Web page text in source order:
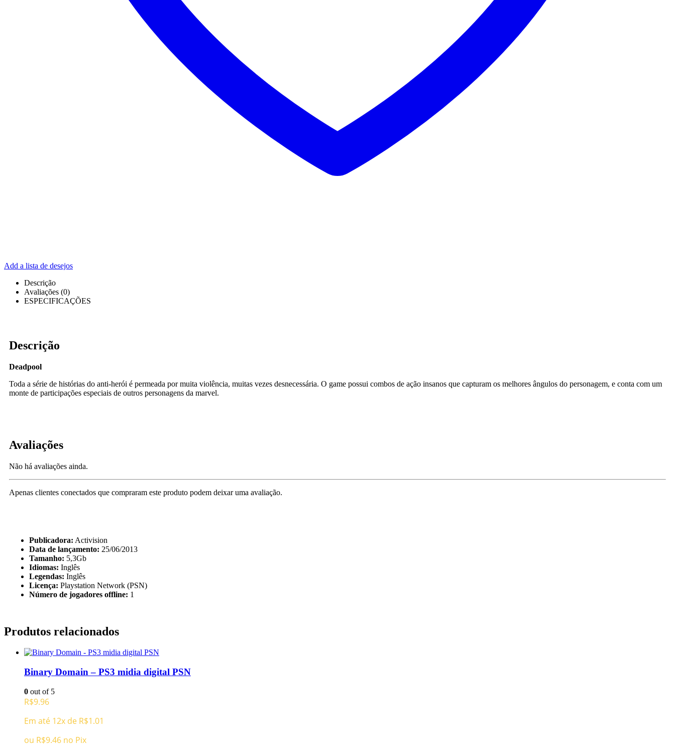
Add a lista de desejos
Descrição
Avaliações (0)
ESPECIFICAÇÕES
Descrição
Deadpool
Toda a série de histórias do anti-herói é permeada por muita violência, muitas vezes desnecessária. O game possui combos de ação insanos que capturam os melhores ângulos do personagem, e conta com um
monte de participações especiais de outros personagens da marvel.
Avaliações
Não há avaliações ainda.
Apenas clientes conectados que compraram este produto podem deixar uma avaliação.
Publicadora: Activision
Data de lançamento: 25/06/2013
Tamanho: 5,3Gb
Idiomas: Inglês
Legendas: Inglês
Licença: Playstation Network (PSN)
Número de jogadores offline: 1
Produtos relacionados
Binary Domain – PS3 midia digital PSN
0 out of 5
R$9.96
Em até 12x de R$1.01
ou R$9.46 no Pix